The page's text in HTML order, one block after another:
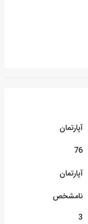
آپارتمان
76
آپارتمان
نامشخص
3